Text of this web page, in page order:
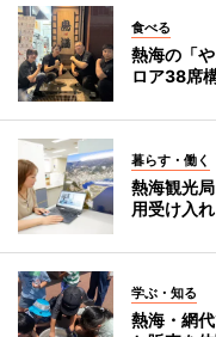
食べる
熱海の「
ロア38席
暮らす・働く
熱海観光
用受け入
学ぶ・知る
熱海・網